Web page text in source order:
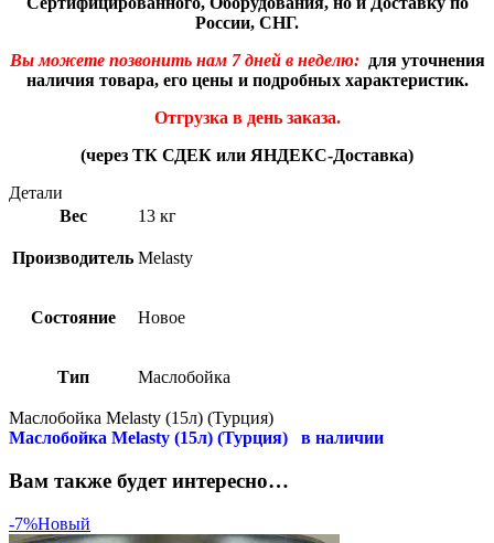
России, СНГ.
Вы можете позвонить нам 7 дней в неделю: для уточнения
наличия товара, его цены и подробных характеристик.
Отгрузка в день заказа.
(через ТК СДЕК или ЯНДЕКС-Доставка)
Детали
Вес
13 кг
Производитель Melasty
Состояние Новое
Тип Маслобойка
Маслобойка Melasty (15л) (Турция)
Маслобойка Melasty (15л) (Турция) в наличии
Вам также будет интересно…
-7%Новый